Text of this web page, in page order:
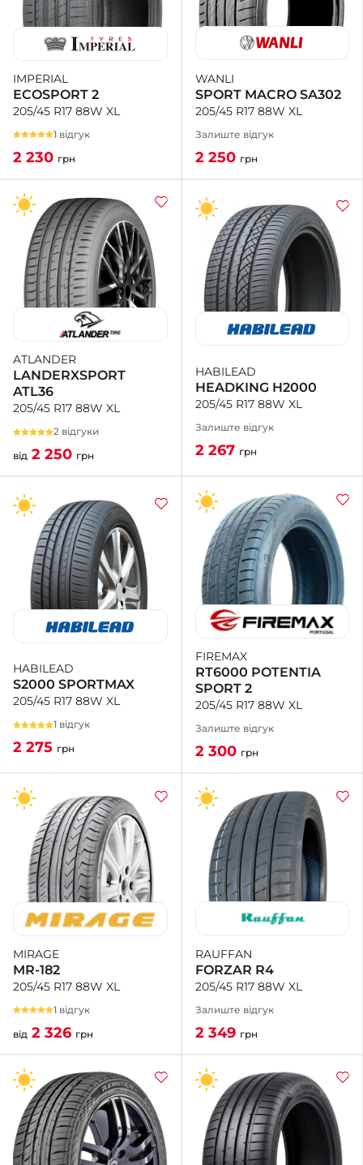
IMPERIAL
ECOSPORT 2
205/45 R17 88W XL
1 відгук
2 230 грн
WANLI
SPORT MACRO SA302
205/45 R17 88W XL
Залиште відгук
2 250 грн
ATLANDER
LANDERXSPORT
ATL36
205/45 R17 88W XL
2 відгуки
від 2 250 грн
HABILEAD
HEADKING H2000
205/45 R17 88W XL
Залиште відгук
2 267 грн
HABILEAD
S2000 SPORTMAX
205/45 R17 88W XL
1 відгук
2 275 грн
FIREMAX
RT6000 POTENTIA
SPORT 2
205/45 R17 88W XL
Залиште відгук
2 300 грн
MIRAGE
MR-182
205/45 R17 88W XL
1 відгук
від 2 326 грн
RAUFFAN
FORZAR R4
205/45 R17 88W XL
Залиште відгук
2 349 грн